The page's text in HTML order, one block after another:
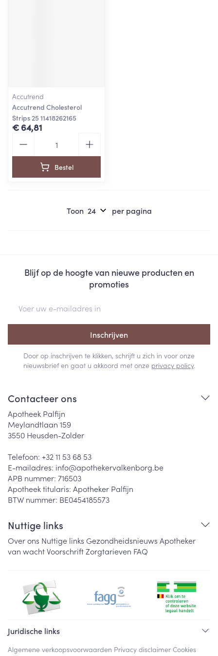
Accutrend
Accutrend Cholesterol
Strips 25 11418262165
€ 64,81
Bestel
Toon per pagina
Blijf op de hoogte van nieuwe producten en
promoties
Inschrijven
Door op inschrijven te klikken, schrijft u zich in voor onze
nieuwsbrief en gaat u akkoord met onze privacy policy.
Contacteer ons
Apotheek Palfijn
Meylandtlaan 159
3550 Heusden-Zolder
Telefoon: +32 11 53 68 53
E-mailadres: info@apothekervalkenborg.be
APB nummer: 716503
Apotheek titularis: Apotheker Palfijn
BTW nummer: BE0454185573
Nuttige links
Over ons Nuttige links Gezondheidsnieuws Apotheker
van wachtVoorschriftZorgtarieven FAQ
Juridische links
Algemene verkoopsvoorwaarden Privacy disclaimer Cookies